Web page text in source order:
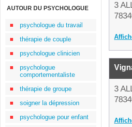
AUTOUR DU PSYCHOLOGUE
psychologue du travail
thérapie de couple
psychologue clinicien
psychologue
comportementaliste
thérapie de groupe
soigner la dépression
psychologue pour enfant
3
3